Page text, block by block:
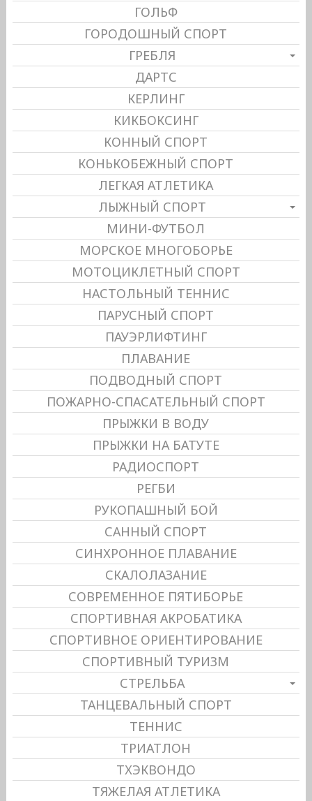
ГОЛЬФ
ГОРОДОШНЫЙ СПОРТ
ГРЕБЛЯ
ДАРТС
КЕРЛИНГ
КИКБОКСИНГ
КОННЫЙ СПОРТ
КОНЬКОБЕЖНЫЙ СПОРТ
ЛЕГКАЯ АТЛЕТИКА
ЛЫЖНЫЙ СПОРТ
МИНИ-ФУТБОЛ
МОРСКОЕ МНОГОБОРЬЕ
МОТОЦИКЛЕТНЫЙ СПОРТ
НАСТОЛЬНЫЙ ТЕННИС
ПАРУСНЫЙ СПОРТ
ПАУЭРЛИФТИНГ
ПЛАВАНИЕ
ПОДВОДНЫЙ СПОРТ
ПОЖАРНО-СПАСАТЕЛЬНЫЙ СПОРТ
ПРЫЖКИ В ВОДУ
ПРЫЖКИ НА БАТУТЕ
РАДИОСПОРТ
РЕГБИ
РУКОПАШНЫЙ БОЙ
САННЫЙ СПОРТ
СИНХРОННОЕ ПЛАВАНИЕ
СКАЛОЛАЗАНИЕ
СОВРЕМЕННОЕ ПЯТИБОРЬЕ
СПОРТИВНАЯ АКРОБАТИКА
СПОРТИВНОЕ ОРИЕНТИРОВАНИЕ
СПОРТИВНЫЙ ТУРИЗМ
СТРЕЛЬБА
ТАНЦЕВАЛЬНЫЙ СПОРТ
ТЕННИС
ТРИАТЛОН
ТХЭКВОНДО
ТЯЖЕЛАЯ АТЛЕТИКА